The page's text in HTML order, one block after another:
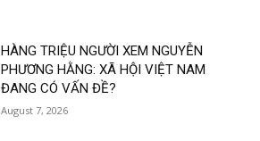
HÀNG TRIỆU NGƯỜI XEM NGUYỄN
PHƯƠNG HẰNG: XÃ HỘI VIỆT NAM
ĐANG CÓ VẤN ĐỀ?
August 7, 2026